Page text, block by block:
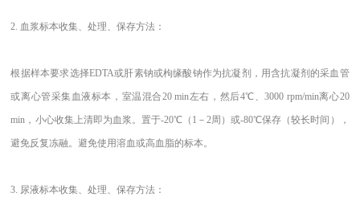
2. 血浆标本收集、处理、保存方法：
根据样本要求选择EDTA或肝素钠或枸缘酸钠作为抗凝剂，用含抗凝剂的采血管
或离心管采集血液标本，室温混合20 min左右，然后4℃、3000 rpm/min离心20
min，小心收集上清即为血浆。置于-20℃（1－2周）或-80℃保存（较长时间），
避免反复冻融。避免使用溶血或高血脂的标本。
3. 尿液标本收集、处理、保存方法：